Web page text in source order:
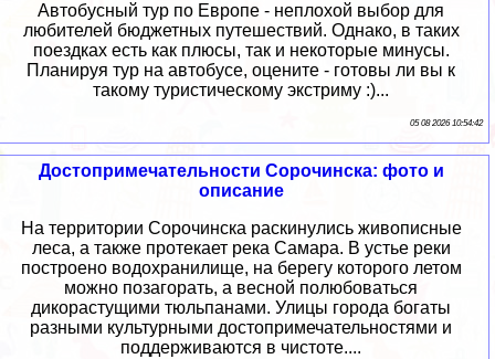
Автобусный тур по Европе - неплохой выбор для
любителей бюджетных путешествий. Однако, в таких
поездках есть как плюсы, так и некоторые минусы.
Планируя тур на автобусе, оцените - готовы ли вы к
такому туристическому экстриму :)...
05 08 2026 10:54:42
Достопримечательности Сорочинска: фото и
описание
На территории Сорочинска раскинулись живописные
леса, а также протекает река Самара. В устье реки
построено водохранилище, на берегу которого летом
можно позагорать, а весной полюбоваться
дикорастущими тюльпанами. Улицы города богаты
разными культурными достопримечательностями и
поддерживаются в чистоте....